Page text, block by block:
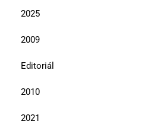
2025
2009
Editoriál
2010
2021